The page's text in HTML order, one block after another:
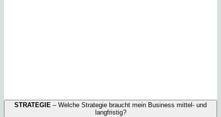
STRATEGIE – Welche Strategie braucht mein Business mittel- und
langfristig?